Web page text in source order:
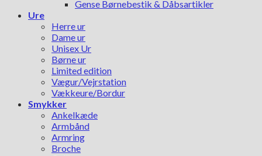
Gense Børnebestik & Dåbsartikler
Ure
Herre ur
Dame ur
Unisex Ur
Børne ur
Limited edition
Vægur/Vejrstation
Vækkeure/Bordur
Smykker
Ankelkæde
Armbånd
Armring
Broche